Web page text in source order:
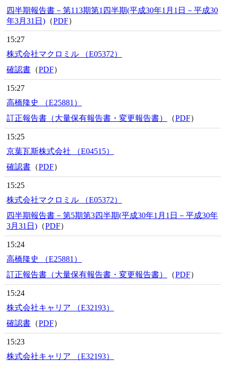
四半期報告書－第113期第1四半期(平成30年1月1日－平成30
年3月31日) （PDF）
15:27
株式会社マクロミル （E05372）
確認書 （PDF）
15:27
高橋隆史 （E25881）
訂正報告書（大量保有報告書・変更報告書）
（PDF）
15:25
京葉瓦斯株式会社 （E04515）
確認書 （PDF）
15:25
株式会社マクロミル （E05372）
四半期報告書－第5期第3四半期(平成30年1月1日－平成30年
3月31日) （PDF）
15:24
高橋隆史 （E25881）
訂正報告書（大量保有報告書・変更報告書）
（PDF）
15:24
株式会社キャリア （E32193）
確認書 （PDF）
15:23
株式会社キャリア （E32193）